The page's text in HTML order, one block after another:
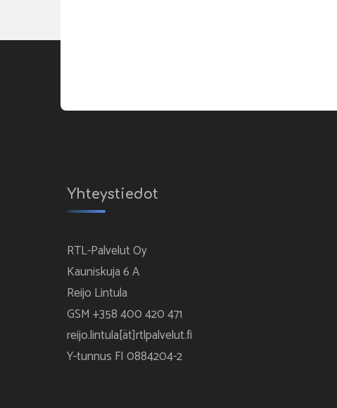
Yhteystiedot
RTL-Palvelut Oy
Kauniskuja 6 A
Reijo Lintula
GSM +358 400 420 471
reijo.lintula[ät]rtlpalvelut.fi
Y-tunnus FI 0884204-2